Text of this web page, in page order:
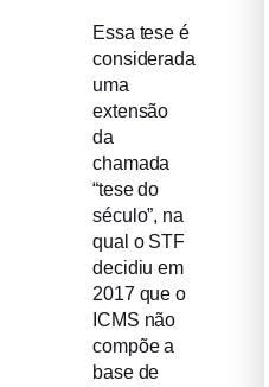
Essa tese é
considerada
uma
extensão
da
chamada
“tese do
século”, na
qual o STF
decidiu em
2017 que o
ICMS não
compõe a
base de